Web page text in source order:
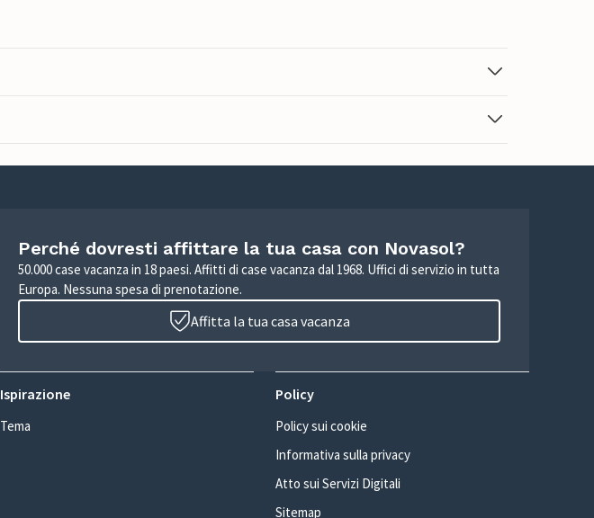
Perché dovresti affittare la tua casa con Novasol?
50.000 case vacanza in 18 paesi. Affitti di case vacanza dal 1968. Uffici di servizio in tutta
Europa. Nessuna spesa di prenotazione.
Affitta la tua casa vacanza
Ispirazione
Tema
Policy
Policy sui cookie
Informativa sulla privacy
Atto sui Servizi Digitali
Sitemap